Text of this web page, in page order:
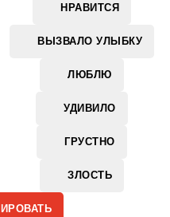
НРАВИТСЯ
ВЫЗВАЛО УЛЫБКУ
ЛЮБЛЮ
УДИВИЛО
ГРУСТНО
ЗЛОСТЬ